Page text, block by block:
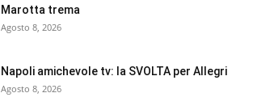
Marotta trema
Agosto 8, 2026
Napoli amichevole tv: la SVOLTA per Allegri
Agosto 8, 2026